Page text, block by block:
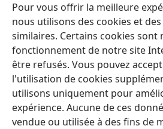
Pour vous offrir la meilleure
nous utilisons des cookies et
similaires. Certains cookies sont
fonctionnement de notre site
être refusés. Vous pouvez
l'utilisation de cookies
utilisons uniquement pour
expérience. Aucune de ces
vendue ou utilisée à des fins de
(ouvre
une
nouvelle
fenêtre)
Bibliothèque en ligne
(ouvre
une
nouvelle
fenêtre)
JW Hub®
(ouvre
une
nouvelle
fenêtre)
JW Library
Watchtower Library